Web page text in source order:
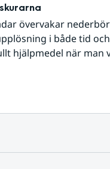
övervakar
i både tid
hjälpmedel när man